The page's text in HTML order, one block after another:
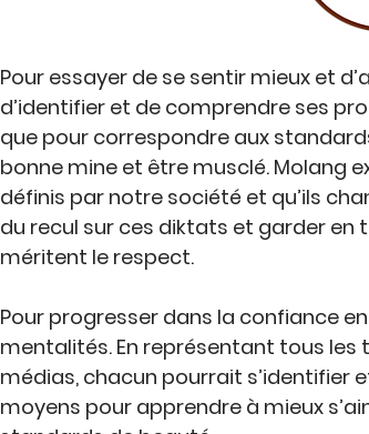
Pour essayer de se sentir mieux et
d’identifier et de comprendre ses
que pour correspondre aux
bonne mine et être musclé. Molang
définis par notre société et qu’ils
du recul sur ces diktats et garder en
méritent le respect.
Pour progresser dans la confiance
mentalités. En représentant tous les
médias, chacun pourrait s’identifier
moyens pour apprendre à mieux